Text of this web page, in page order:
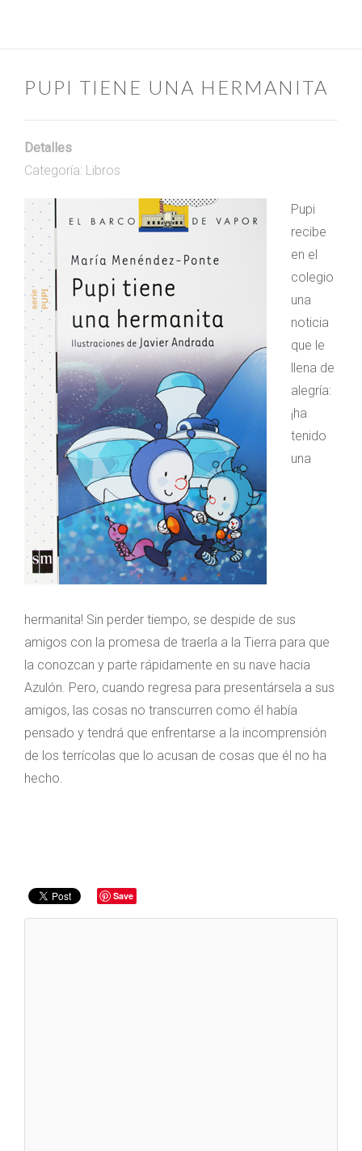
PUPI TIENE UNA HERMANITA
Detalles
Categoría: Libros
Pupi
recibe
en el
colegio
una
noticia
que le
llena de
alegría:
¡ha
tenido
una
hermanita! Sin perder tiempo, se despide de sus
amigos con la promesa de traerla a la Tierra para que
la conozcan y parte rápidamente en su nave hacia
Azulón. Pero, cuando regresa para presentársela a sus
amigos, las cosas no transcurren como él había
pensado y tendrá que enfrentarse a la incomprensión
de los terrícolas que lo acusan de cosas que él no ha
hecho.
Save